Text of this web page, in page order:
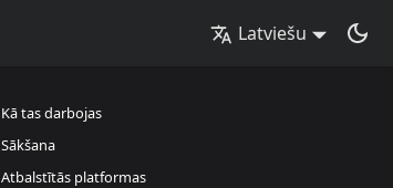
Latviešu
Kā tas darbojas
Sākšana
Atbalstītās platformas